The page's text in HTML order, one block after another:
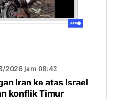
2026 jam 08:42
Iran ke atas Israel
konflik Timur